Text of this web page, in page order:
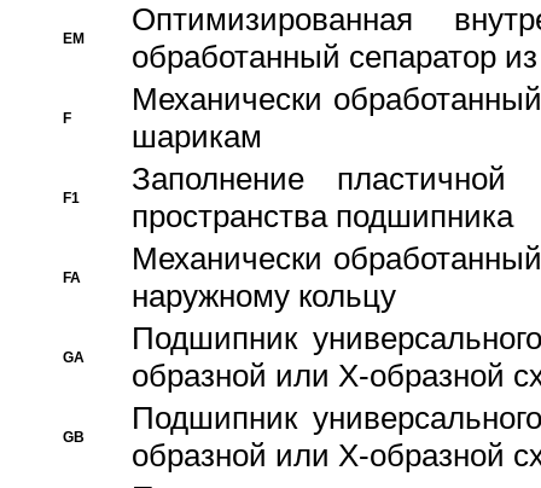
EM
Оптимизированная
обработанный сепаратор
F
Механически
шарикам
F1
Заполнение
пространства подшипника
FA
Механически
наружному кольцу
GA
Подшипник
образной или Х-образной
GB
Подшипник
образной или Х-образной